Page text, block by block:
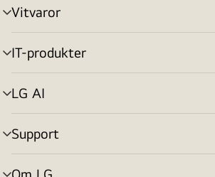
Vitvaror
menyväxling
IT-produkter
menyväxling
LG AI
menyväxling
Support
menyväxling